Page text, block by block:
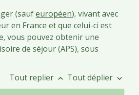
(saufeuropéen), vivant avec
en France et que celui-ci est
vous pouvez obtenir une
de séjour (APS), sous
Tout replier keyboard_arrow_up Tout déplier keyboard_arrow_down